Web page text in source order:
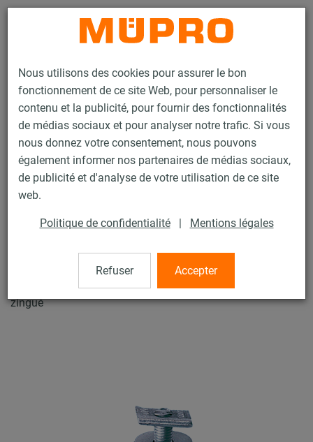
Nous utilisons des cookies pour assurer le bon
fonctionnement de ce site Web, pour personnaliser le
contenu et la publicité, pour fournir des fonctionnalités
de médias sociaux et pour analyser notre trafic. Si vous
nous donnez votre consentement, nous pouvons
également informer nos partenaires de médias sociaux,
de publicité et d'analyse de votre utilisation de ce site
web.
Politique de confidentialité | Mentions légales
Refuser Accepter
Contact
Produits Technique de fixation
Rails d'installation
Double écrou MPC
Double écrou MPC
Double écrou MPC M8 x 30 mm, pour Profil 27/18-28/30,
zingué